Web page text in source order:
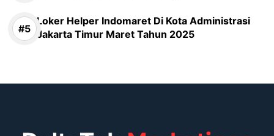
Loker Helper Indomaret Di Kota Administrasi
Jakarta Timur Maret Tahun 2025